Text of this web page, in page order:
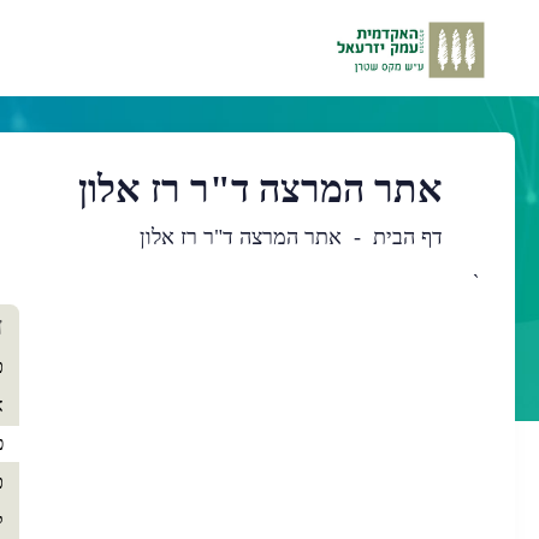
אתר המרצה ד"ר רז אלון
דף הבית אתר המרצה ד"ר רז אלון
`